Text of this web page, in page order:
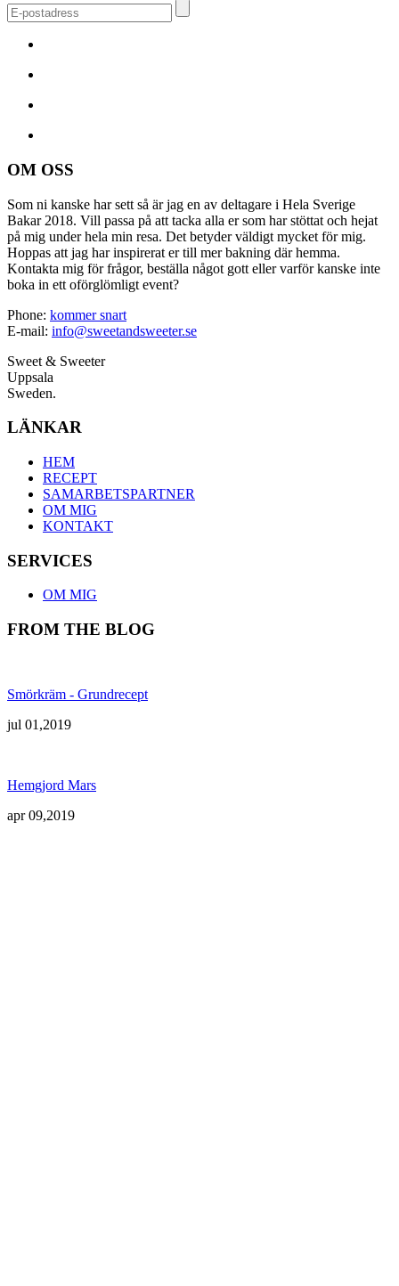
OM OSS
Som ni kanske har sett så är jag en av deltagare i Hela Sverige
Bakar 2018. Vill passa på att tacka alla er som har stöttat och hejat
på mig under hela min resa. Det betyder väldigt mycket för mig.
Hoppas att jag har inspirerat er till mer bakning där hemma.
Kontakta mig för frågor, beställa något gott eller varför kanske inte
boka in ett oförglömligt event?
Phone: kommer snart
E-mail: info@sweetandsweeter.se
Sweet & Sweeter
Uppsala
Sweden.
LÄNKAR
HEM
RECEPT
SAMARBETSPARTNER
OM MIG
KONTAKT
SERVICES
OM MIG
FROM THE BLOG
Smörkräm - Grundrecept
jul 01,2019
Hemgjord Mars
apr 09,2019